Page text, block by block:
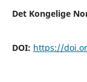
Det Kongelige
DOI: https://